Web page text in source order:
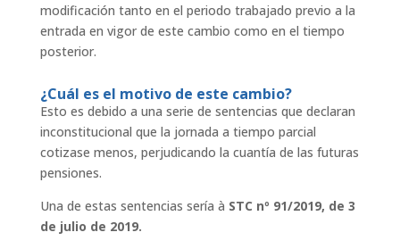
modificación tanto en el periodo trabajado previo a la
entrada en vigor de este cambio como en el tiempo
posterior.
¿Cuál es el motivo de este cambio?
Esto es debido a una serie de sentencias que declaran
inconstitucional que la jornada a tiempo parcial
cotizase menos, perjudicando la cuantía de las futuras
pensiones.
Una de estas sentencias sería à STC nº 91/2019, de 3
de julio de 2019.